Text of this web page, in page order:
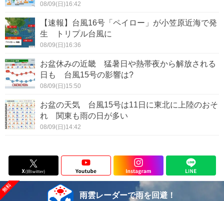
08/09(日)16:42
【速報】台風16号「ペイロー」が小笠原近海で発
生 トリプル台風に
08/09(日)16:36
お盆休みの近畿 猛暑日や熱帯夜から解放される
日も 台風15号の影響は?
08/09(日)15:50
お盆の天気 台風15号は11日に東北に上陸のおそ
れ 関東も雨の日が多い
08/09(日)14:42
雨雲レーダーで雨を回避！